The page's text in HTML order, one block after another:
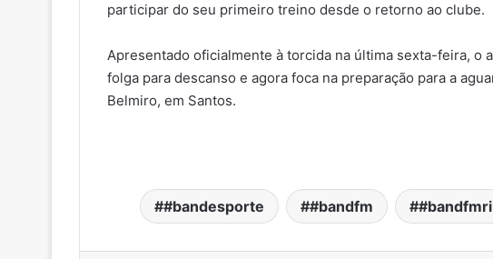
participar do seu primeiro treino desde o retorno ao clube.
Apresentado oficialmente à torcida na última sexta-feira, o
folga para descanso e agora foca na preparação para a
Belmiro, em Santos.
#bandesporte #bandfm